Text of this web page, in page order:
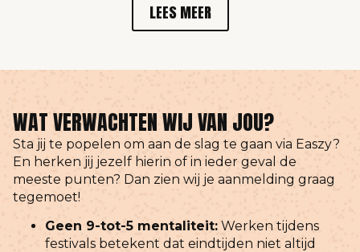
LEES MEER
WAT VERWACHTEN WIJ VAN JOU?
Sta jij te popelen om aan de slag te gaan via Easzy?
En herken jij jezelf hierin of in ieder geval de
meeste punten? Dan zien wij je aanmelding graag
tegemoet!
Geen 9-tot-5 mentaliteit: Werken tijdens
festivals betekent dat eindtijden niet altijd